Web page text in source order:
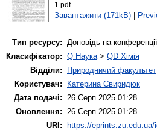
1.pdf
Завантажити (171kB)|
Тип ресурсу: Доповідь на
Класифікатор: Q Наука> QD Хімія
Відділи:
Природничий факультет
Користувач:
Катерина Свиридюк
Дата подачі: 26 Серп 2025 01:28
Оновлення: 26 Серп 2025 01:28
URI:
https://eprints.zu.edu.ua/